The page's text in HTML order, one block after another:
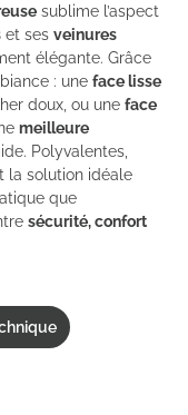
sublime l’aspect
et sesveinures
élégante. Grâce
: uneface lisse
doux, ou uneface
meilleure
Polyvalentes,
la solution idéale
que
sécurité, confort